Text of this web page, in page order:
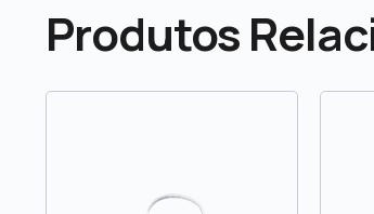
Produtos